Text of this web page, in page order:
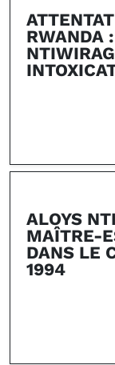
RWANDA
ALOYS
MAÎTRE-
DANS LE
1994